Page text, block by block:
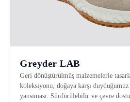
Greyder LAB
Geri dönüştürülmüş malzemelerle
koleksiyonu, doğaya karşı
yansıması. Sürdürülebilir ve çevre